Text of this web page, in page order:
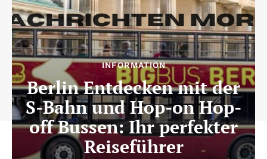
INFORMATION
Berlin Entdecken mit der
S-Bahn und Hop-on Hop-
off Bussen: Ihr perfekter
Reiseführer